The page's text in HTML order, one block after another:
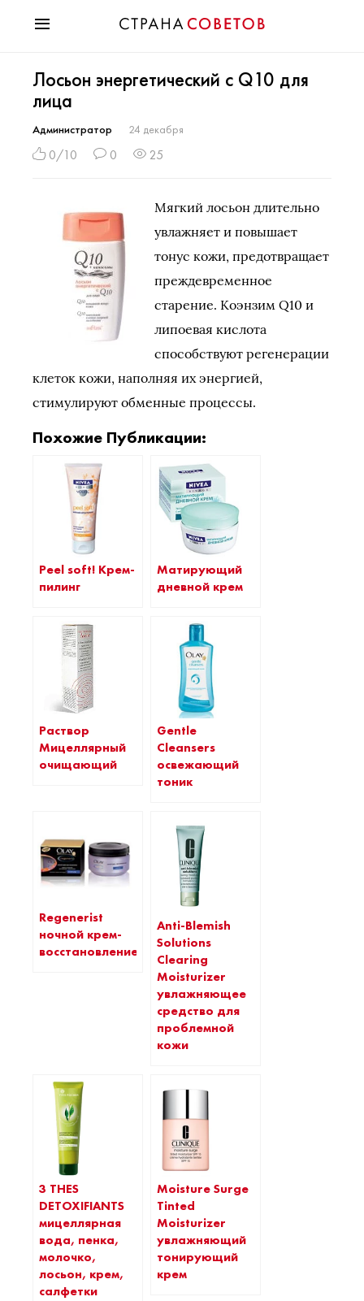
Мода
Звезды
Гороскопы
Здоровье
Праздники
Лосьон энергетический с Q10 для
лица
Администратор 24 декабря
0/10 0 25
Мягкий лосьон длительно
увлажняет и повышает
тонус кожи, предотвращает
преждевременное
старение. Коэнзим Q10 и
липоевая кислота
способствуют регенерации
клеток кожи, наполняя их энергией,
стимулируют обменные процессы.
Похожие Публикации:
Peel soft! Крем-
пилинг
Матирующий
дневной крем
Раствор
Мицеллярный
очищающий
Gentle
Cleansers
освежающий
тоник
Regenerist
ночной крем-
восстановление
Anti-Blemish
Solutions
Clearing
Moisturizer
увлажняющее
средство для
проблемной
кожи
3 THES
DETOXIFIANTS
мицеллярная
вода, пенка,
молочко,
лосьон, крем,
салфетки
Moisture Surge
Tinted
Moisturizer
увлажняющий
тонирующий
крем